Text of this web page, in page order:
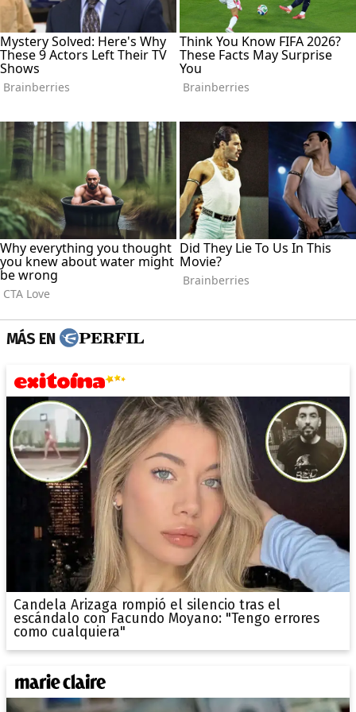
MÁS EN
Candela Arizaga rompió el silencio tras el
escándalo con Facundo Moyano: "Tengo errores
como cualquiera"